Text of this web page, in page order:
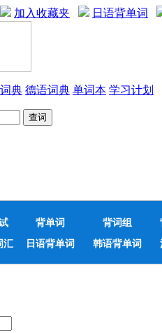
加入收藏夹 日语背单词
典 德语词典 单词本 学习计划
背单词 背词组
汇 日语背单词 韩语背单词